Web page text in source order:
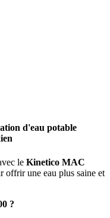
d'eau potable
le Kinetico MAC
offrir une eau plus saine et
?